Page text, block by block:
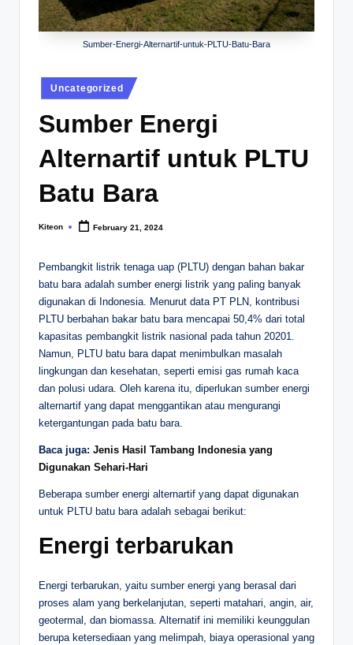
Sumber-Energi-Alternartif-untuk-PLTU-Batu-Bara
Posted
in
Uncategorized
Sumber Energi
Alternartif untuk PLTU
Batu Bara
Posted
Kiteon February 21, 2024
Pembangkit listrik tenaga uap (PLTU) dengan bahan bakar
batu bara adalah sumber energi listrik yang paling banyak
digunakan di Indonesia. Menurut data PT PLN, kontribusi
PLTU berbahan bakar batu bara mencapai 50,4% dari total
kapasitas pembangkit listrik nasional pada tahun 20201.
Namun, PLTU batu bara dapat menimbulkan masalah
lingkungan dan kesehatan, seperti emisi gas rumah kaca
dan polusi udara. Oleh karena itu, diperlukan sumber energi
alternartif yang dapat menggantikan atau mengurangi
ketergantungan pada batu bara.
Baca juga: Jenis Hasil Tambang Indonesia yang
Digunakan Sehari-Hari
Beberapa sumber energi alternartif yang dapat digunakan
untuk PLTU batu bara adalah sebagai berikut:
Energi terbarukan
Energi terbarukan, yaitu sumber energi yang berasal dari
proses alam yang berkelanjutan, seperti matahari, angin, air,
geotermal, dan biomassa. Alternatif ini memiliki keunggulan
berupa ketersediaan yang melimpah, biaya operasional yang